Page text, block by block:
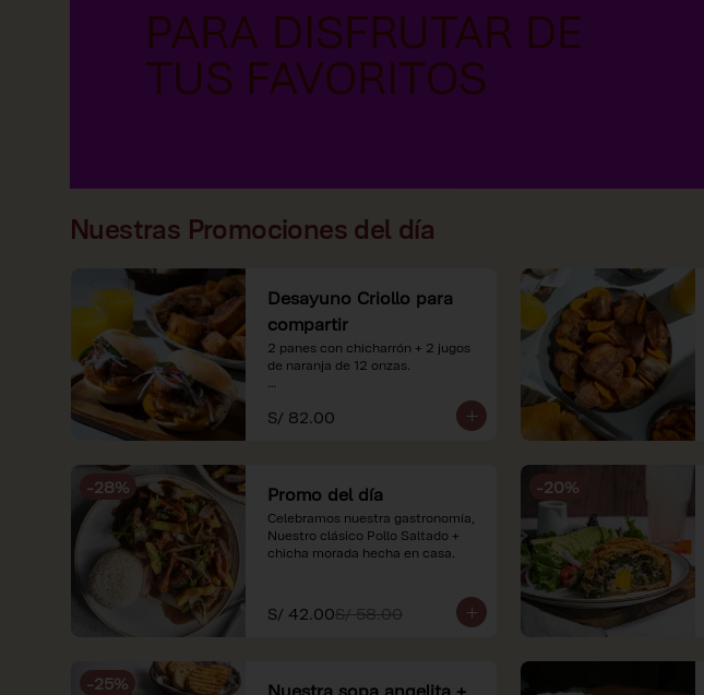
Nuestras Promociones del día
Desayuno Criollo para
compartir
2 panes con chicharrón + 2 jugos
de naranja de 12 onzas.
expresados en soles e incluyen
S/ 82.00
-28% Promo del día
Celebramos nuestra gastronomía,
Nuestro clásico Pollo Saltado +
chicha morada hecha en casa.
S/ 42.00S/ 58.00
-20%
-25%
Nuestra sopa angelita +